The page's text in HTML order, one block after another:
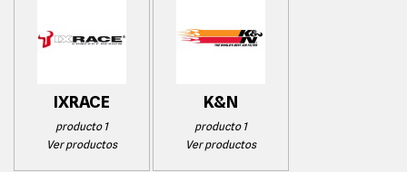
IXRACE
producto 1
Ver productos
K&N
producto 1
Ver productos